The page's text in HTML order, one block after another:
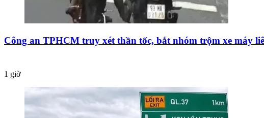
Công an TPHCM truy xét thần tốc, bắt nhóm trộm xe máy
1 giờ